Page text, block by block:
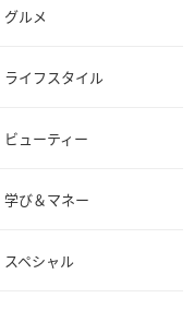
グルメ
ライフスタイル
ビューティー
学び＆マネー
スペシャル